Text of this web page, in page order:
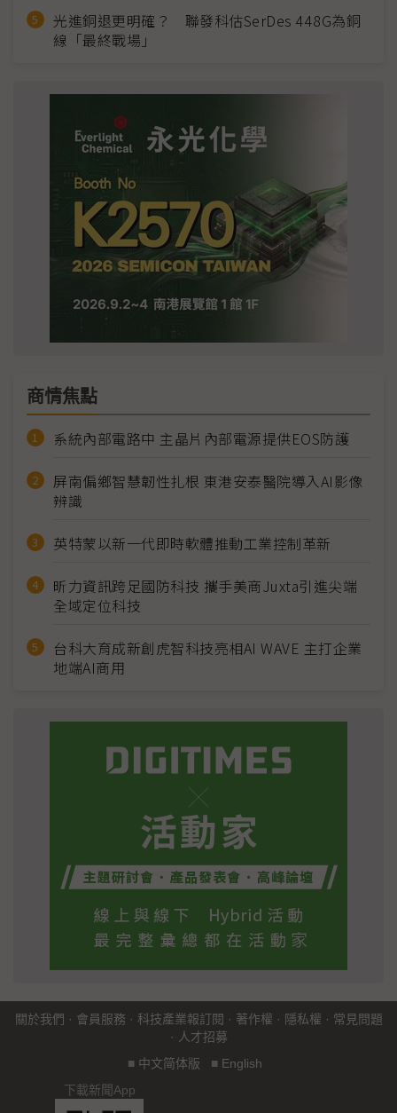
光進銅退更明確？ 聯發科估SerDes 448G為銅
線「最終戰場」
商情焦點
系統內部電路中 主晶片內部電源提供EOS防護
屏南偏鄉智慧韌性扎根 東港安泰醫院導入AI影像
辨識
英特蒙以新一代即時軟體推動工業控制革新
昕力資訊跨足國防科技 攜手美商Juxta引進尖端
全域定位科技
台科大育成新創虎智科技亮相AI WAVE 主打企業
地端AI商用
關於我們 · 會員服務 · 科技產業報訂閱 · 著作權 · 隱私權 · 常見問題
· 人才招募
■ 中文简体版 ■ English
下載新聞App